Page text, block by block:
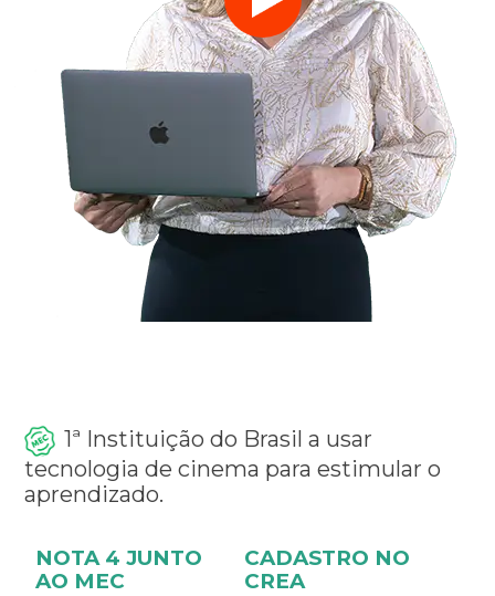
CONFIRA OS CURSOS
1ª Instituição do Brasil a usar
tecnologia de cinema para estimular o
aprendizado.
NOTA 4 JUNTO
AO MEC
CADASTRO NO
CREA